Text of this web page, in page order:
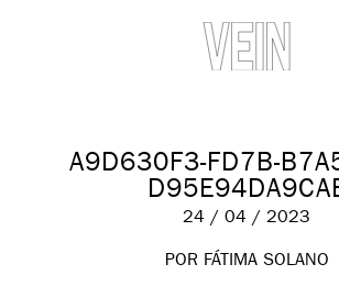
A9D630F3-FD7B-
24 / 04 / 2023
POR FÁTIMA SOLANO